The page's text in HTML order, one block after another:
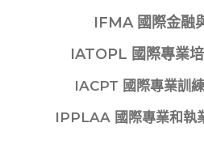
IFMA 國際金融
IATOPL 國際專業
IACPT 國際專業訓
IPPLAA 國際專業和執